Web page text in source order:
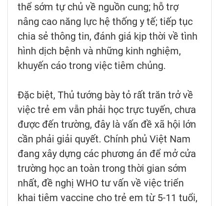
thể sớm tự chủ về nguồn cung; hỗ trợ
nâng cao năng lực hệ thống y tế; tiếp tục
chia sẻ thông tin, đánh giá kịp thời về tình
hình dịch bệnh và những kinh nghiệm,
khuyến cáo trong việc tiêm chủng.
Đặc biệt, Thủ tướng bày tỏ rất trăn trở về
việc trẻ em vẫn phải học trực tuyến, chưa
được đến trường, đây là vấn đề xã hội lớn
cần phải giải quyết. Chính phủ Việt Nam
đang xây dựng các phương án để mở cửa
trường học an toàn trong thời gian sớm
nhất, đề nghị WHO tư vấn về việc triển
khai tiêm vaccine cho trẻ em từ 5-11 tuổi,